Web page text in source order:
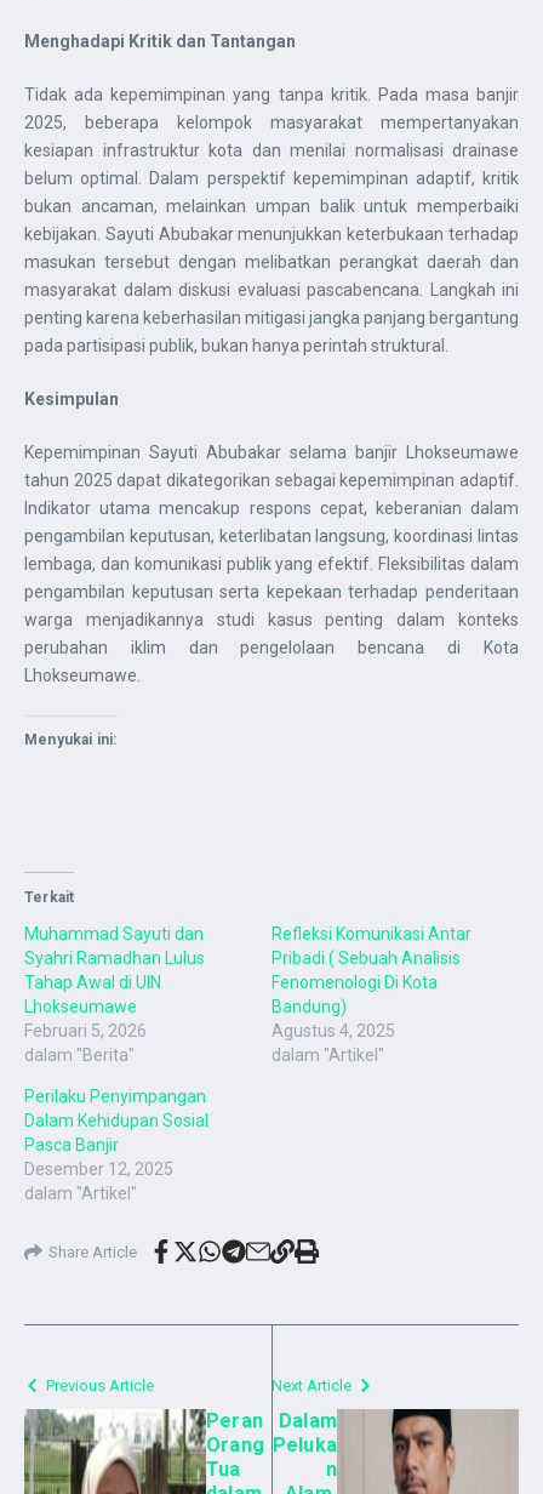
Menghadapi Kritik dan Tantangan
Tidak ada kepemimpinan yang tanpa kritik. Pada masa banjir
2025, beberapa kelompok masyarakat mempertanyakan
kesiapan infrastruktur kota dan menilai normalisasi drainase
belum optimal. Dalam perspektif kepemimpinan adaptif, kritik
bukan ancaman, melainkan umpan balik untuk memperbaiki
kebijakan. Sayuti Abubakar menunjukkan keterbukaan terhadap
masukan tersebut dengan melibatkan perangkat daerah dan
masyarakat dalam diskusi evaluasi pascabencana. Langkah ini
penting karena keberhasilan mitigasi jangka panjang bergantung
pada partisipasi publik, bukan hanya perintah struktural.
Kesimpulan
Kepemimpinan Sayuti Abubakar selama banjir Lhokseumawe
tahun 2025 dapat dikategorikan sebagai kepemimpinan adaptif.
Indikator utama mencakup respons cepat, keberanian dalam
pengambilan keputusan, keterlibatan langsung, koordinasi lintas
lembaga, dan komunikasi publik yang efektif. Fleksibilitas dalam
pengambilan keputusan serta kepekaan terhadap penderitaan
warga menjadikannya studi kasus penting dalam konteks
perubahan iklim dan pengelolaan bencana di Kota
Lhokseumawe.
Menyukai ini:
Terkait
Muhammad Sayuti dan
Syahri Ramadhan Lulus
Tahap Awal di UIN
Lhokseumawe
Februari 5, 2026
dalam "Berita"
Refleksi Komunikasi Antar
Pribadi ( Sebuah Analisis
Fenomenologi Di Kota
Bandung)
Agustus 4, 2025
dalam "Artikel"
Perilaku Penyimpangan
Dalam Kehidupan Sosial
Pasca Banjir
Desember 12, 2025
dalam "Artikel"
Share Article
Previous Article
Peran
Orang
Tua
Next Article
Dalam
Peluka
n